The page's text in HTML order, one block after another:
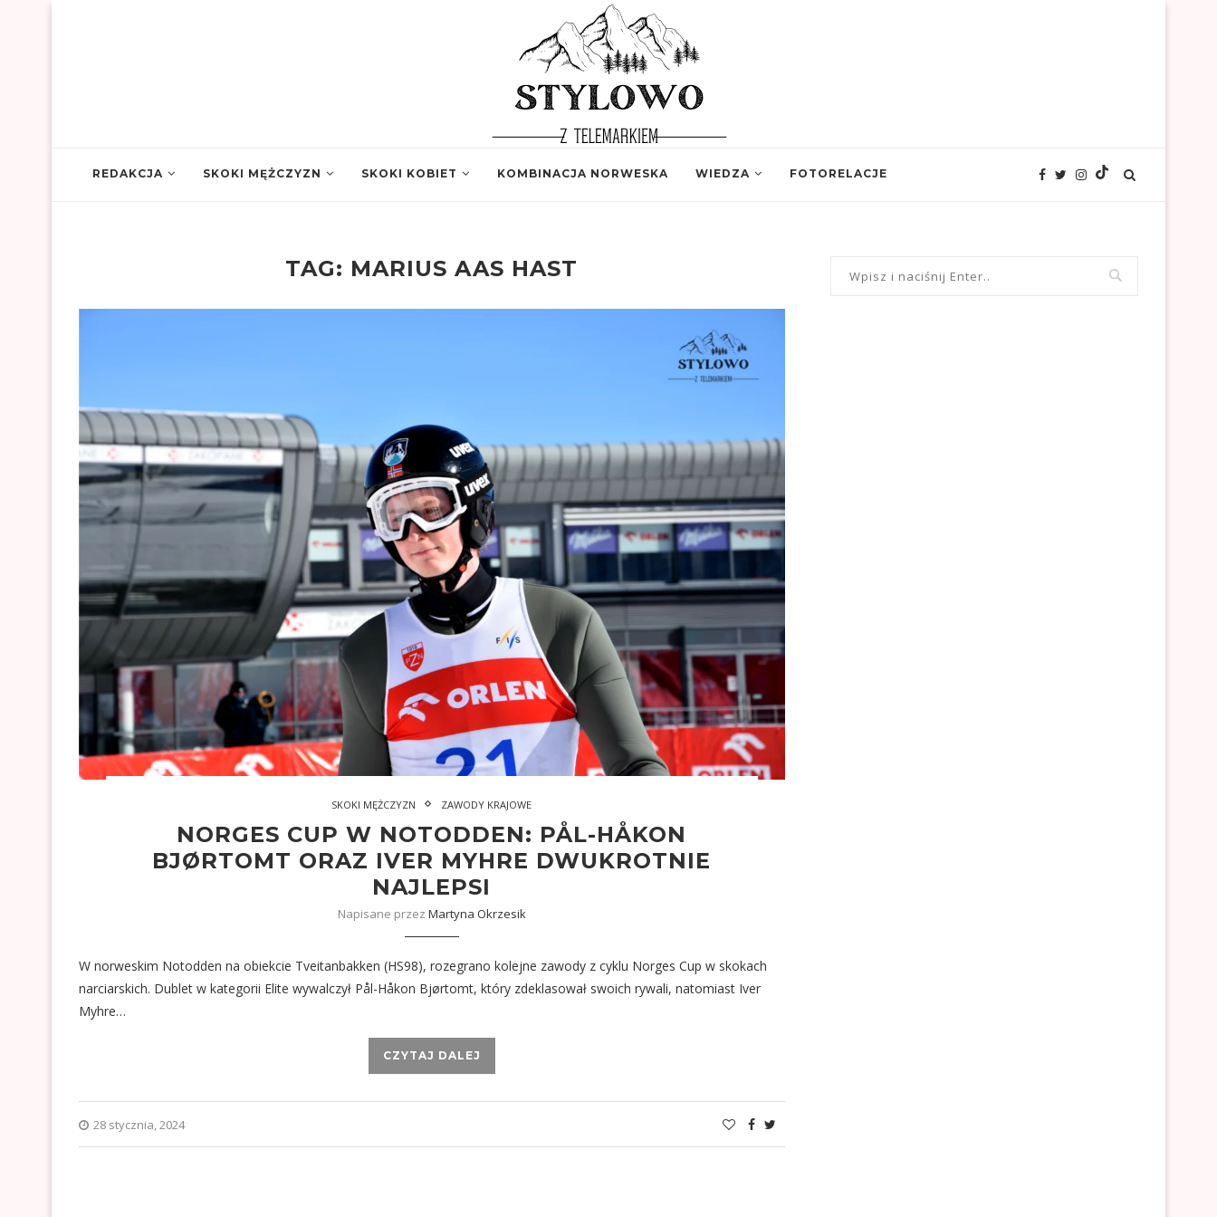
REDAKCJA SKOKI MĘŻCZYZN SKOKI KOBIET KOMBINACJA NORWESKA WIEDZA FOTORELACJE
TAG: MARIUS AAS HAST
SKOKI MĘŻCZYZN ZAWODY KRAJOWE
NORGES CUP W NOTODDEN: PÅL-HÅKON
BJØRTOMT ORAZ IVER MYHRE DWUKROTNIE
NAJLEPSI
Napisane przez Martyna Okrzesik
W norweskim Notodden na obiekcie Tveitanbakken (HS98), rozegrano kolejne zawody z cyklu Norges Cup w skokach
narciarskich. Dublet w kategorii Elite wywalczył Pål-Håkon Bjørtomt, który zdeklasował swoich rywali, natomiast Iver
Myhre…
CZYTAJ DALEJ
28 stycznia, 2024